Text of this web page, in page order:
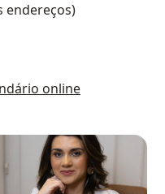
endereços)
online